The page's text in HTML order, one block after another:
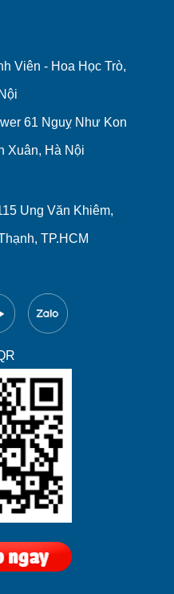
Viên - Hoa Học Trò,
61 Nguỵ Như Kon
Xuân, Hà Nội
Ung Văn Khiêm,
TP.HCM